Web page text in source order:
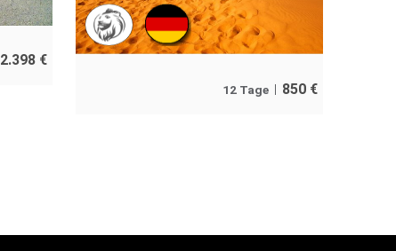
2.398 €
12 Tage 850 €